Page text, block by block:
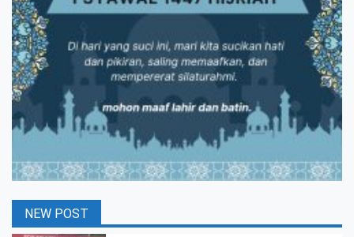
NEW POST